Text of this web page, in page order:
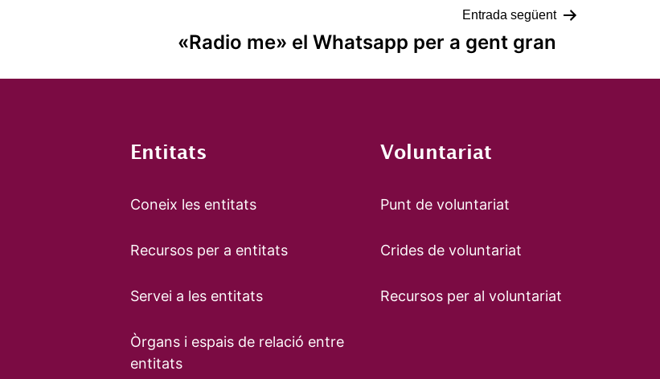
Entrada següent
«Radio me» el Whatsapp per a gent gran
Entitats
Coneix les entitats
Recursos per a entitats
Servei a les entitats
Òrgans i espais de relació entre
entitats
Voluntariat
Punt de voluntariat
Crides de voluntariat
Recursos per al voluntariat